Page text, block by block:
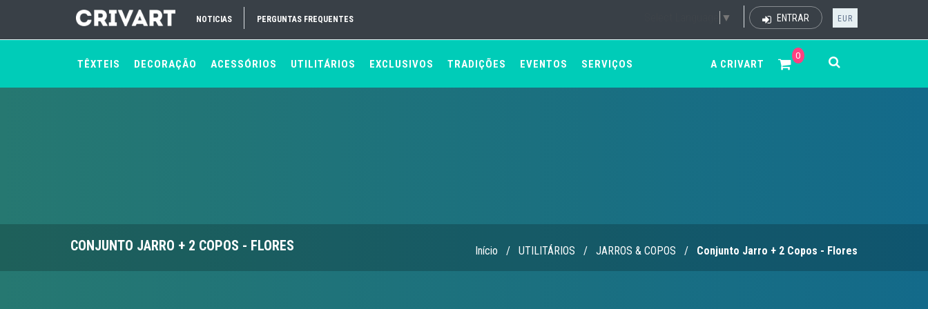
NOTICIAS PERGUNTAS FREQUENTES ▼ ENTRAR EUR
TÊXTEIS DECORAÇÃO ACESSÓRIOS UTILITÁRIOS EXCLUSIVOS TRADIÇÕES EVENTOS SERVIÇOS
0
A CRIVART
CONJUNTO JARRO + 2 COPOS - FLORES Início / UTILITÁRIOS / JARROS & COPOS / Conjunto Jarro + 2 Copos - Flores